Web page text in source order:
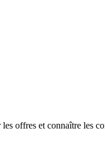
offres et connaître les